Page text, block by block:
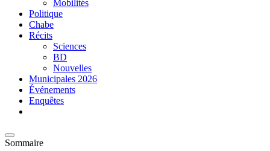
Mobilités
Politique
Chabe
Récits
Sciences
BD
Nouvelles
Municipales 2026
Événements
Enquêtes
Sommaire